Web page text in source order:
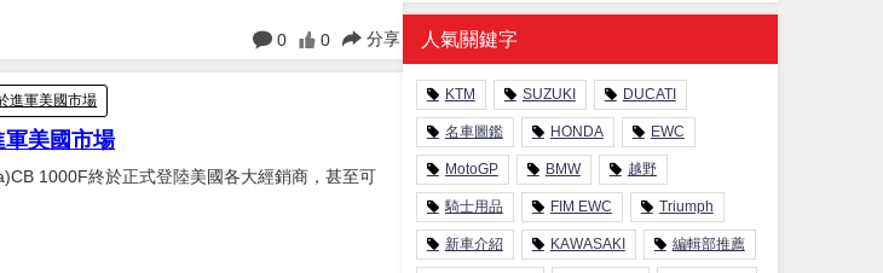
0 0 分享
進軍美國市場
軍美國市場
1000F終於正式登陸美國各大經銷商，甚至可
人氣關鍵字
KTM SUZUKI DUCATI
名車圖鑑 HONDA EWC
MotoGP BMW 越野
騎士用品 FIM EWC Triumph
新車介紹 KAWASAKI 編輯部推薦